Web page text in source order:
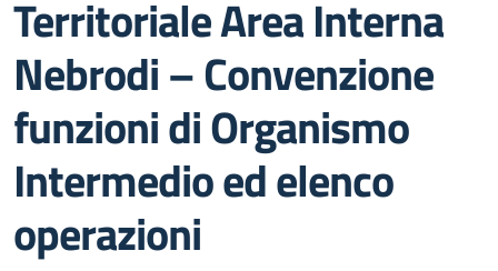
Territoriale Area Interna
Nebrodi – Convenzione
funzioni di Organismo
Intermedio ed elenco
operazioni